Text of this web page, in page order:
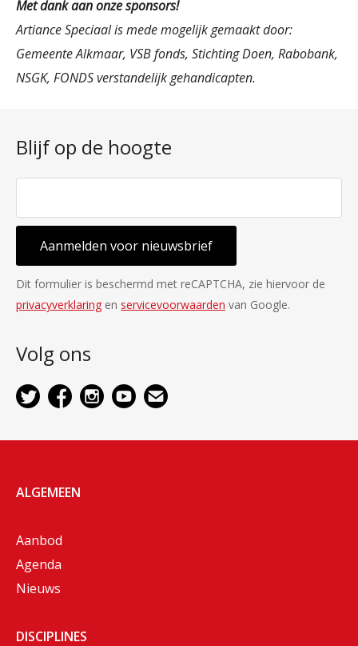
Met dank aan onze sponsors!
Artiance Speciaal is mede mogelijk gemaakt door:
Gemeente Alkmaar, VSB fonds, Stichting Doen, Rabobank,
NSGK, FONDS verstandelijk gehandicapten.
Blijf op de hoogte
Aanmelden voor nieuwsbrief
Dit formulier is beschermd met reCAPTCHA, zie hiervoor de
privacyverklaring en servicevoorwaarden van Google.
Volg ons
ALGEMEEN
Aanbod
Agenda
Nieuws
DISCIPLINES